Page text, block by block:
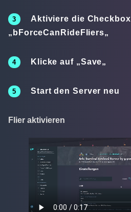
Aktiviere die Checkbox
„ bForceCanRideFliers„
Klicke auf „Save„
Start den Server neu
Flier aktivieren